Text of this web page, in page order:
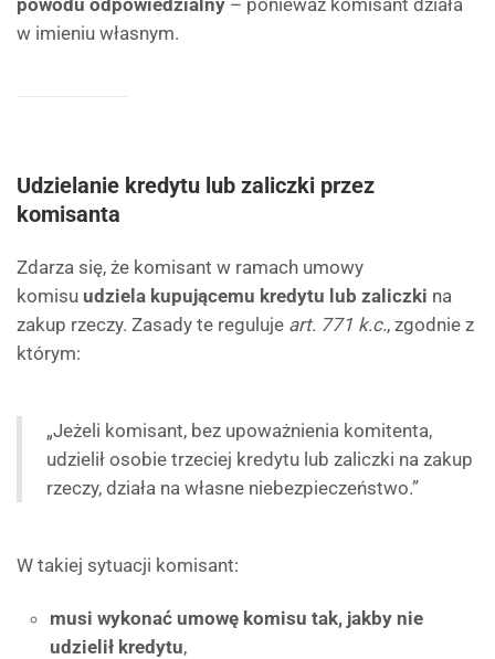
powodu odpowiedzialny – ponieważ komisant działa
w imieniu własnym.
Udzielanie kredytu lub zaliczki przez
komisanta
Zdarza się, że komisant w ramach umowy
komisu udziela kupującemu kredytu lub zaliczki na
zakup rzeczy. Zasady te reguluje art. 771 k.c., zgodnie z
którym:
„Jeżeli komisant, bez upoważnienia komitenta,
udzielił osobie trzeciej kredytu lub zaliczki na zakup
rzeczy, działa na własne niebezpieczeństwo.”
W takiej sytuacji komisant:
musi wykonać umowę komisu tak, jakby nie
udzielił kredytu,